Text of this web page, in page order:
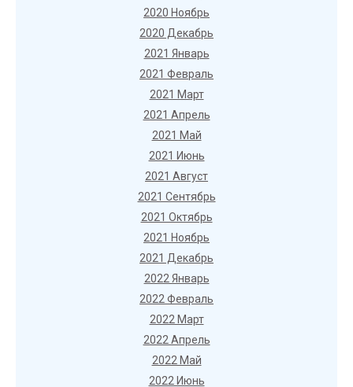
2020 Ноябрь
2020 Декабрь
2021 Январь
2021 Февраль
2021 Март
2021 Апрель
2021 Май
2021 Июнь
2021 Август
2021 Сентябрь
2021 Октябрь
2021 Ноябрь
2021 Декабрь
2022 Январь
2022 Февраль
2022 Март
2022 Апрель
2022 Май
2022 Июнь